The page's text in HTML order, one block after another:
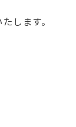
します。